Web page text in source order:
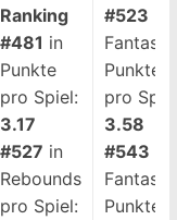
Ranking
#481 in
Punkte
pro Spiel:
3.17
#527 in
Rebounds
pro Spiel:
#523
Fantasy-
Punkten
pro
3.58
#543
Fantasy-
Punkten